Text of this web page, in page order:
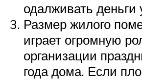
одалживать деньги
Размер жилого
играет огромную
организации
года дома. Если